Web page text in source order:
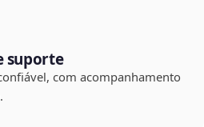
suporte
com acompanhamento